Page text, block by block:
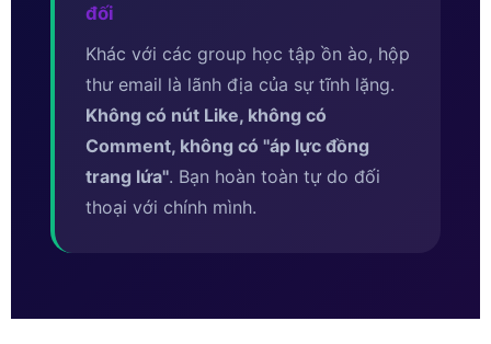
đối
Khác với các group học tập ồn ào, hộp
thư email là lãnh địa của sự tĩnh lặng.
Không có nút Like, không có
Comment, không có ''áp lực đồng
trang lứa''. Bạn hoàn toàn tự do đối
thoại với chính mình.